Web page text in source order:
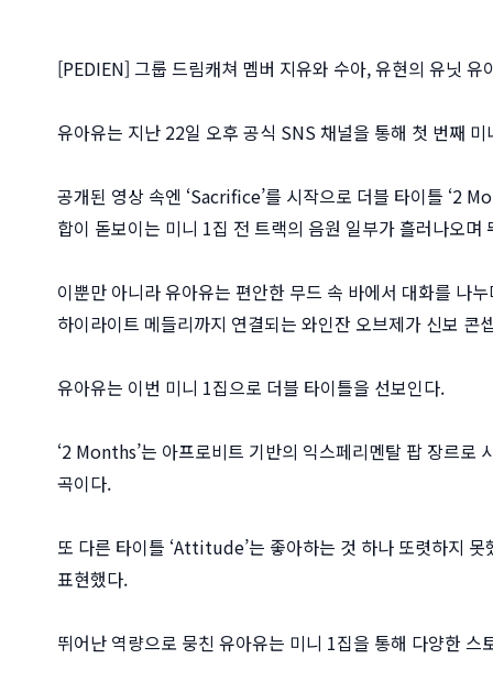
[PEDIEN] 그룹 드림캐쳐 멤버 지유와 수아, 유현의 유닛
유아유는 지난 22일 오후 공식 SNS 채널을 통해 첫 번째
공개된 영상 속엔 ‘Sacrifice’를 시작으로 더블 타이틀 ‘2
합이 돋보이는 미니 1집 전 트랙의 음원 일부가 흘러나오며
이뿐만 아니라 유아유는 편안한 무드 속 바에서 대화를 나
하이라이트 메들리까지 연결되는 와인잔 오브제가 신보
유아유는 이번 미니 1집으로 더블 타이틀을 선보인다.
‘2 Months’는 아프로비트 기반의 익스페리멘탈 팝 장르로
곡이다.
또 다른 타이틀 ‘Attitude’는 좋아하는 것 하나 또렷하지
표현했다.
뛰어난 역량으로 뭉친 유아유는 미니 1집을 통해 다양한